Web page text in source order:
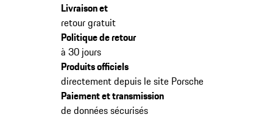
Livraison et
retour gratuit
Politique de retour
à 30 jours
Produits officiels
directement depuis le site Porsche
Paiement et transmission
de données sécurisés